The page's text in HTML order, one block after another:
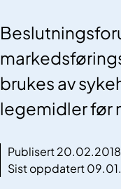
brukes av
legemidler før
Publisert 20.02.2018
Sist oppdatert